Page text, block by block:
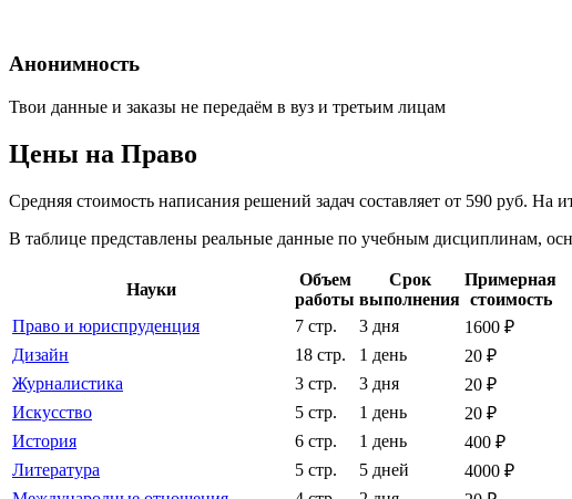
Анонимность
Твои данные и заказы не передаём в вуз и третьим лицам
Цены на Право
Средняя стоимость написания решений задач составляет от 590 руб.
В таблице представлены реальные данные по учебным дисциплинам,
Науки
Объем
работы
Срок
выполнения
Примерная
стоимость
Право и юриспруденция
7 стр. 3 дня
1600 ₽
Дизайн
18 стр. 1 день
20 ₽
Журналистика
3 стр. 3 дня
20 ₽
Искусство
5 стр. 1 день
20 ₽
История
6 стр. 1 день
400 ₽
Литература
5 стр. 5 дней
4000 ₽